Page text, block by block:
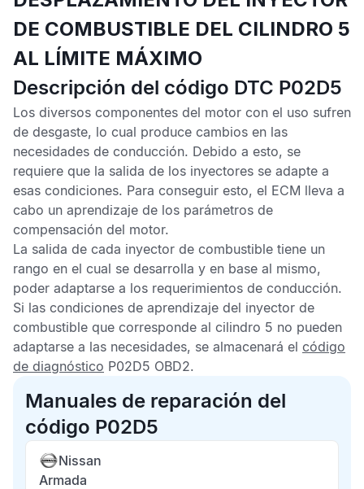
DE COMBUSTIBLE DEL CILINDRO 5
AL LÍMITE MÁXIMO
Descripción del código DTC P02D5
Los diversos componentes del motor con el uso sufren
de desgaste, lo cual produce cambios en las
necesidades de conducción. Debido a esto, se
requiere que la salida de los inyectores se adapte a
esas condiciones. Para conseguir esto, el ECM lleva a
cabo un aprendizaje de los parámetros de
compensación del motor.
La salida de cada inyector de combustible tiene un
rango en el cual se desarrolla y en base al mismo,
poder adaptarse a los requerimientos de conducción.
Si las condiciones de aprendizaje del inyector de
combustible que corresponde al cilindro 5 no pueden
adaptarse a las necesidades, se almacenará el código
de diagnóstico P02D5 OBD2.
Manuales de reparación del
código P02D5
Nissan
Armada